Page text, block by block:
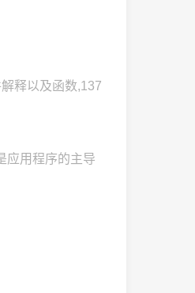
释以及函数,137
应用程序的主导